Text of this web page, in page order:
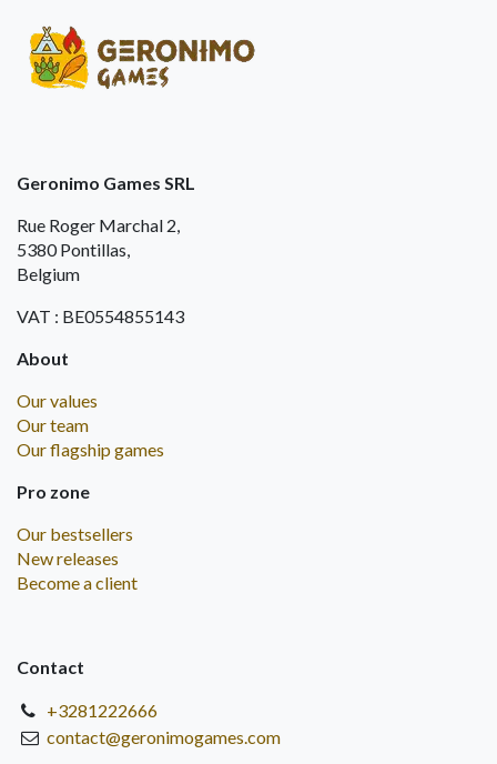
Geronimo Games SRL
Rue Roger Marchal 2,
5380 Pontillas,
Belgium
VAT : BE0554855143
About
Our values
Our team
Our flagship games
Pro zone
Our bestsellers
New releases
Become a client
Contact
+3281222666
contact@geronimogames.com